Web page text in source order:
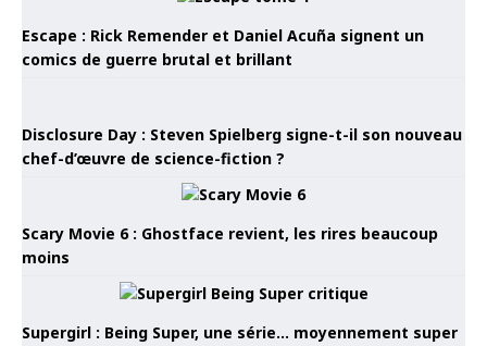
Escape : Rick Remender et Daniel Acuña signent un
comics de guerre brutal et brillant
Disclosure Day : Steven Spielberg signe-t-il son nouveau
chef-d’œuvre de science-fiction ?
Scary Movie 6 : Ghostface revient, les rires beaucoup
moins
Supergirl : Being Super, une série… moyennement super